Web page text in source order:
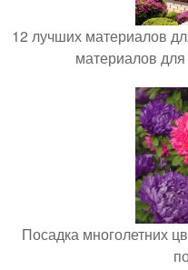
12 лучших материалов
материалов
Посадка многолетних